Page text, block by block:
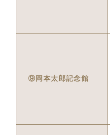
⑨岡本太郎記念館